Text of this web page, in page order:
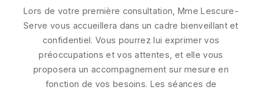
Lors de votre première consultation, Mme Lescure-
Serve vous accueillera dans un cadre bienveillant et
confidentiel. Vous pourrez lui exprimer vos
préoccupations et vos attentes, et elle vous
proposera un accompagnement sur mesure en
fonction de vos besoins. Les séances de